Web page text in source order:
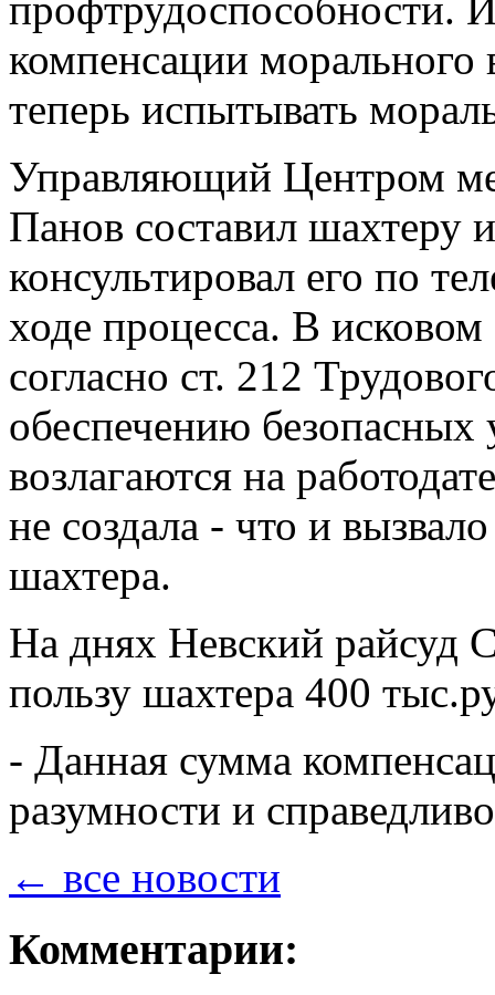
профтрудоспособности.
компенсации морального
теперь испытывать
Управляющий Центром
Панов составил шахтеру
консультировал его по
ходе процесса. В
согласно ст. 212
обеспечению безопасных
возлагаются на
не создала - что и
шахтера.
На днях Невский райсуд
пользу шахтера 400
- Данная сумма
разумности и
← все новости
Комментарии: